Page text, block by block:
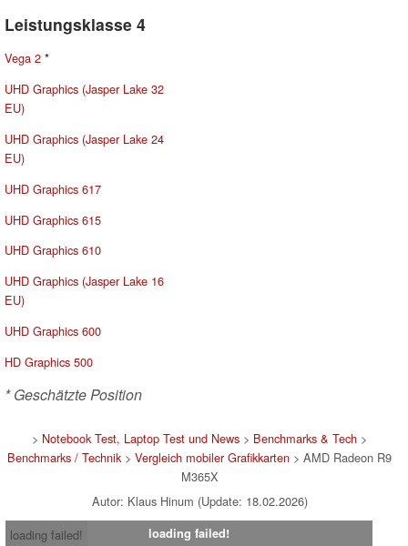
Leistungsklasse 4
Vega 2 *
UHD Graphics (Jasper Lake 32
EU)
UHD Graphics (Jasper Lake 24
EU)
UHD Graphics 617
UHD Graphics 615
UHD Graphics 610
UHD Graphics (Jasper Lake 16
EU)
UHD Graphics 600
HD Graphics 500
* Geschätzte Position
> Notebook Test, Laptop Test und News > Benchmarks & Tech >
Benchmarks / Technik > Vergleich mobiler Grafikkarten > AMD Radeon R9
M365X
Autor: Klaus Hinum (Update: 18.02.2026)
loading failed!
loading failed!